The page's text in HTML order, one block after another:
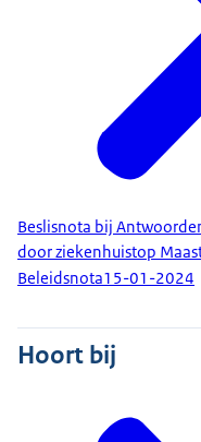
Beslisnota bij
door ziekenhuistop
Beleidsnota15-01-2024
Hoort bij